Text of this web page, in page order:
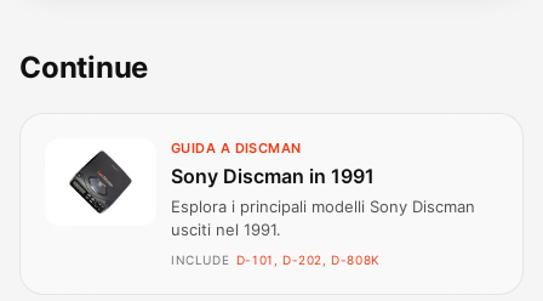
Continue
GUIDA A DISCMAN
Sony Discman in 1991
Esplora i principali modelli Sony Discman
usciti nel 1991.
INCLUDE D-101, D-202, D-808K